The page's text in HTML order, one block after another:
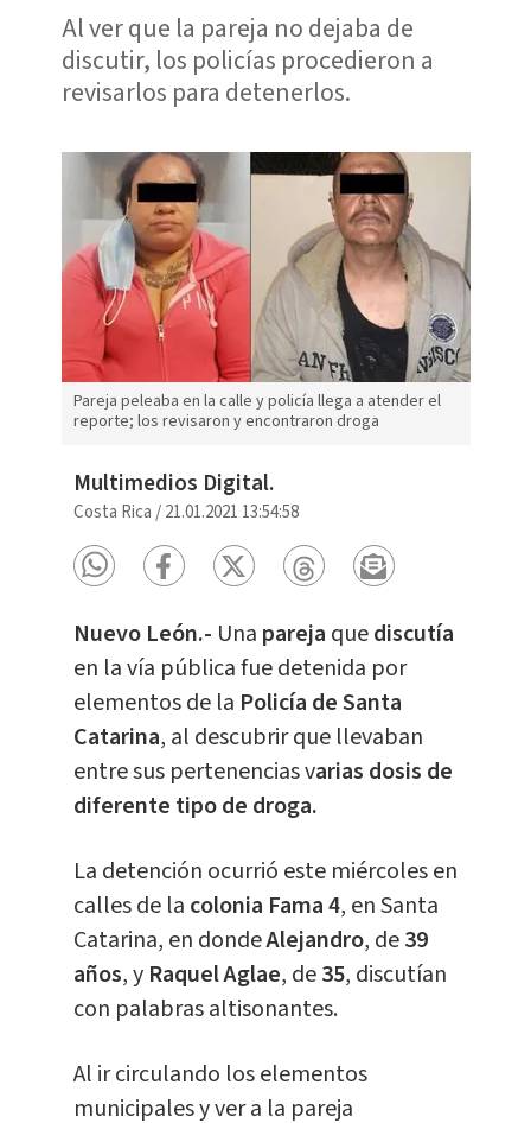
Al ver que la pareja no dejaba de
discutir, los policías procedieron a
revisarlos para detenerlos.
Pareja peleaba en la calle y policía llega a atender el
reporte; los revisaron y encontraron droga
Multimedios Digital.
Costa Rica /21.01.2021 13:54:58
Nuevo León.- Una pareja quediscutía
en la vía pública fue detenida por
elementos de la Policía de Santa
Catarina, al descubrir que llevaban
entre sus pertenencias varias dosis de
diferente tipo de droga.
La detención ocurrió este miércoles en
calles de la colonia Fama 4, en Santa
Catarina, en dondeAlejandro, de39
años, y Raquel Aglae, de35, discutían
con palabras altisonantes.
Al ir circulando los elementos
municipales y ver a la pareja